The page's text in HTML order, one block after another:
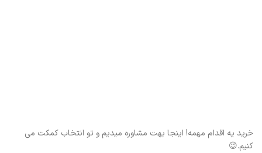
خرید یه اقدام مهمه! اینجا بهت مشاوره میدیم و تو انتخاب کمکت می
کنیم.😉